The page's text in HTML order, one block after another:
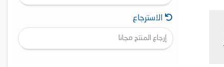
الاسترجاع
إرجاع المنتج مجانا